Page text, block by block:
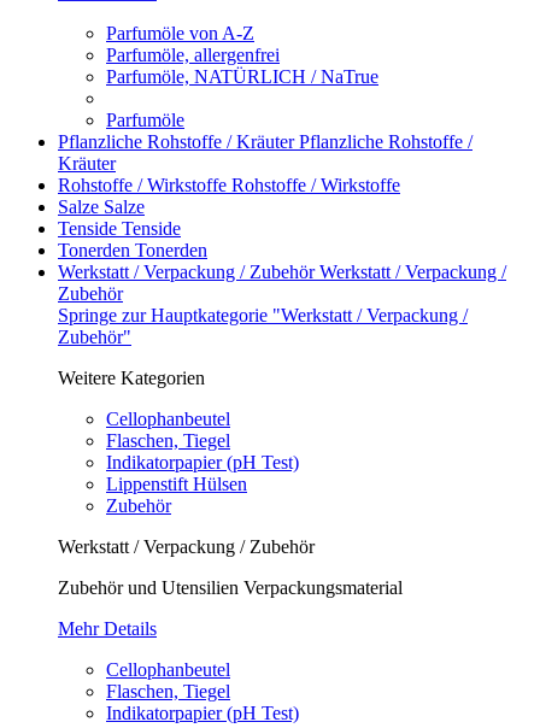
Parfumöle von A-Z
Parfumöle, allergenfrei
Parfumöle, NATÜRLICH / NaTrue
Parfumöle
Pflanzliche Rohstoffe / KräuterPflanzliche Rohstoffe /
Kräuter
Rohstoffe / Wirkstoffe Rohstoffe / Wirkstoffe
Salze Salze
Tenside Tenside
Tonerden Tonerden
Werkstatt / Verpackung / ZubehörWerkstatt / Verpackung /
Zubehör
Springe zur Hauptkategorie "Werkstatt / Verpackung /
Zubehör"
Weitere Kategorien
Cellophanbeutel
Flaschen, Tiegel
Indikatorpapier (pH Test)
Lippenstift Hülsen
Zubehör
Werkstatt / Verpackung / Zubehör
Zubehör und Utensilien Verpackungsmaterial
Mehr Details
Cellophanbeutel
Flaschen, Tiegel
Indikatorpapier (pH Test)